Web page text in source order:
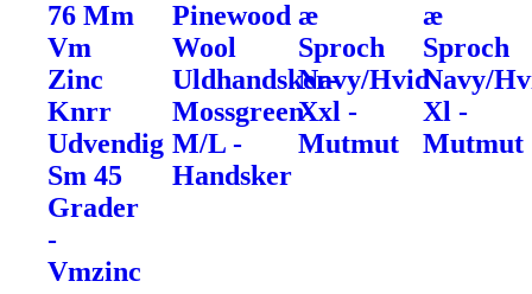
76 Mm
Vm
Zinc
Knrr
Udvendig
Sm 45
Grader
-
Vmzinc
Pinewood
Wool
Uldhandsker-
Mossgreen-
M/L -
Handsker
æ
Sproch
Navy/Hvid
Xxl -
Mutmut
æ
Sproch
Navy/
Xl -
Mutmut